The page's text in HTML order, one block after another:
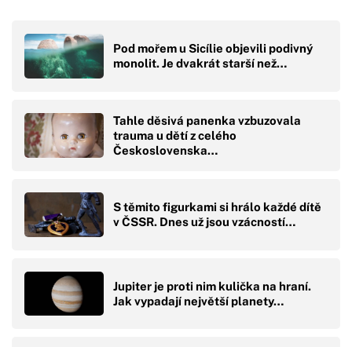
Pod mořem u Sicílie objevili podivný
monolit. Je dvakrát starší než…
Tahle děsivá panenka vzbuzovala
trauma u dětí z celého
Československa…
S těmito figurkami si hrálo každé dítě
v ČSSR. Dnes už jsou vzácností…
Jupiter je proti nim kulička na hraní.
Jak vypadají největší planety…